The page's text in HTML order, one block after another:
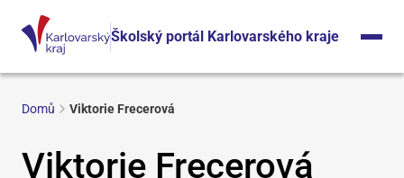
Školský portál Karlovarského kraje
Domů Viktorie Frecerová
Viktorie Frecerová